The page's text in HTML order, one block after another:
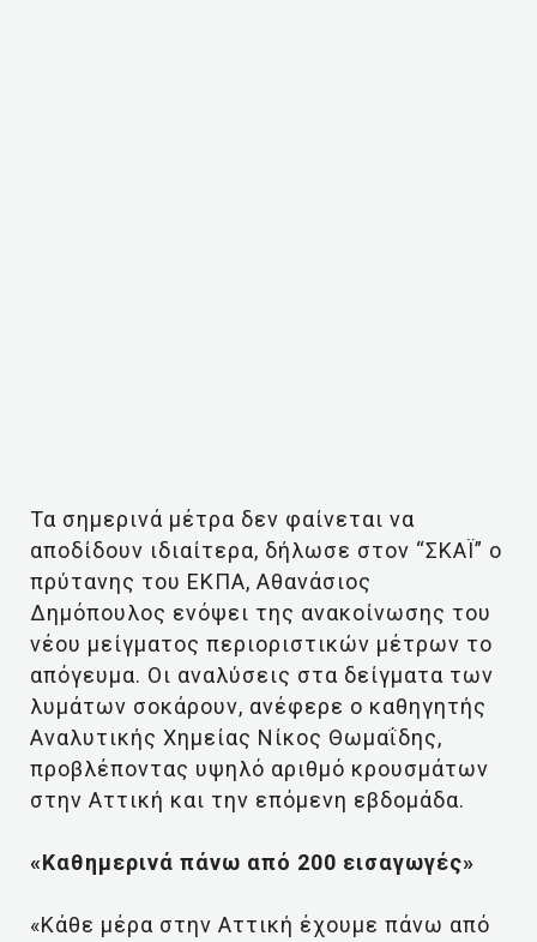
Τα σημερινά μέτρα δεν φαίνεται να
αποδίδουν ιδιαίτερα, δήλωσε στον “ΣΚΑΪ” ο
πρύτανης του ΕΚΠΑ, Αθανάσιος
Δημόπουλος ενόψει της ανακοίνωσης του
νέου μείγματος περιοριστικών μέτρων το
απόγευμα. Οι αναλύσεις στα δείγματα των
λυμάτων σοκάρουν, ανέφερε ο καθηγητής
Αναλυτικής Χημείας Νίκος Θωμαΐδης,
προβλέποντας υψηλό αριθμό κρουσμάτων
στην Αττική και την επόμενη εβδομάδα.
«Καθημερινά πάνω από 200 εισαγωγές»
«Κάθε μέρα στην Αττική έχουμε πάνω από